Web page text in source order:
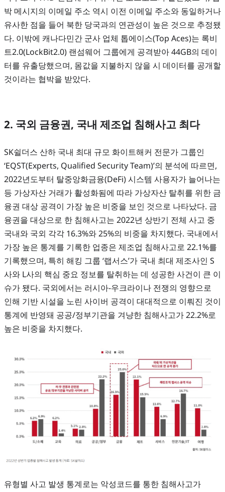
박 메시지의 이메일 주소 역시 이전 이메일 주소와 동일하거나
유사한 점을 들어 북한 당국과의 연관성이 높은 것으로 추정됐
다. 이밖에 캐나다민간 군사 업체 톱에이스(Top Aces)는 록비
트2.0(LockBit2.0) 랜섬웨어 그룹에게 공격받아 44GB의 데이
터를 유출당했으며, 몸값을 지불하지 않을 시 데이터를 공개할
것이라는 협박을 받았다.
2. 국외 금융권, 국내 제조업 침해사고 최다
SK쉴더스 산하 국내 최대 규모 화이트해커 전문가 그룹인
‘EQST(Experts, Qualified Security Team)’의 분석에 따르면,
2022년도부터 탈중앙화금융(DeFi) 시스템 사용자가 늘어나는
등 가상자산 거래가 활성화됨에 따라 가상자산 탈취를 위한 금
융권 대상 공격이 가장 높은 비중을 보인 것으로 나타났다. 금
융권을 대상으로 한 침해사고는 2022년 상반기 전체 사고 중
국내와 국외 각각 16.3%와 25%의 비중을 차지했다. 국내에서
가장 높은 통계를 기록한 업종은 제조업 침해사고로 22.1%를
기록했으며, 특히 해킹 그룹 ‘랩서스’가 국내 최대 제조사인 S
사와 L사의 핵심 중요 정보를 탈취하는 데 성공한 사건이 큰 이
슈가 됐다. 국외에서는 러시아-우크라이나 전쟁의 영향으로
인해 기반 시설을 노린 사이버 공격이 대대적으로 이뤄진 것이
통계에 반영돼 공공/정부기관을 겨냥한 침해사고가 22.2%로
높은 비중을 차지했다.
유형별 사고 발생 통계로는 악성코드를 통한 침해사고가